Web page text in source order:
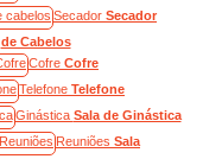
Secador Secador
de Cabelos
Cofre Cofre
Telefone Telefone
Ginástica Sala de Ginástica
Reuniões Sala